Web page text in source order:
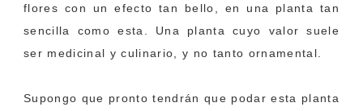
flores con un efecto tan bello, en una planta tan
sencilla como esta. Una planta cuyo valor suele
ser medicinal y culinario, y no tanto ornamental.
Supongo que pronto tendrán que podar esta planta